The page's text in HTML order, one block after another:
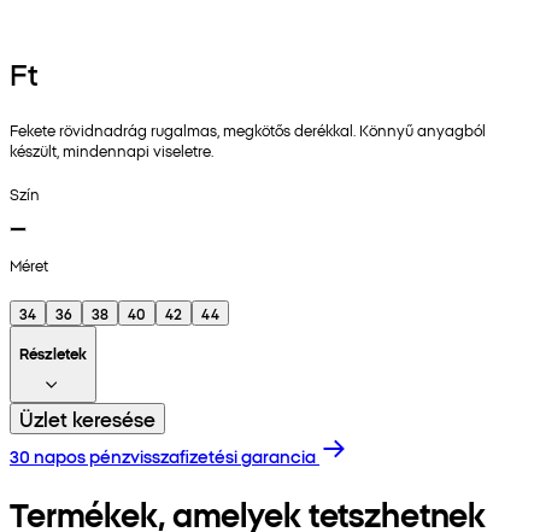
Ft
Fekete rövidnadrág rugalmas, megkötős derékkal. Könnyű anyagból
készült, mindennapi viseletre.
Szín
Méret
34 36 38 40 42
44
Részletek
Üzlet keresése
30 napos pénzvisszafizetési garancia
Termékek, amelyek tetszhetnek